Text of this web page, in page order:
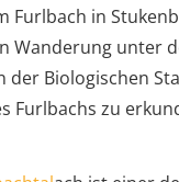
Furlbach in
Wanderung unter
der Biologischen
Furlbachs zu